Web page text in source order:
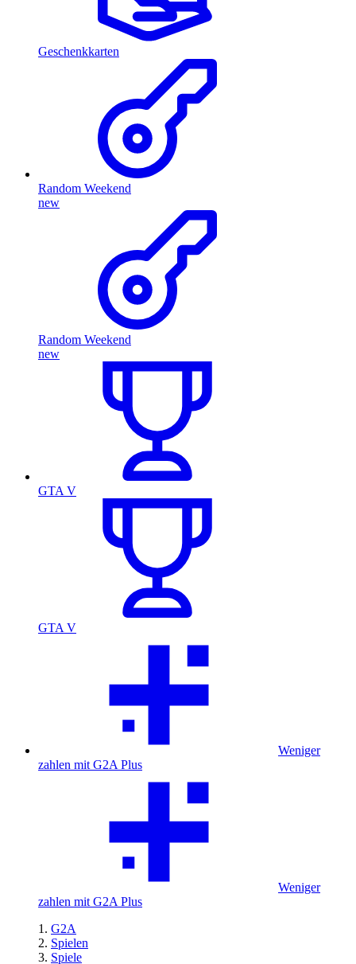
Geschenkkarten
Random Weekend
new
Random Weekend
new
GTA V
GTA V
Weniger
zahlen mit G2A Plus
Weniger
zahlen mit G2A Plus
G2A
Spielen
Spiele